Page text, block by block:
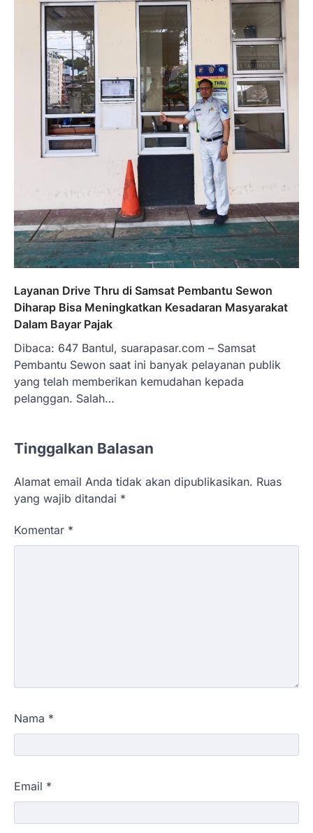
Layanan Drive Thru di Samsat Pembantu Sewon
Diharap Bisa Meningkatkan Kesadaran Masyarakat
Dalam Bayar Pajak
Dibaca: 647 Bantul, suarapasar.com – Samsat
Pembantu Sewon saat ini banyak pelayanan publik
yang telah memberikan kemudahan kepada
pelanggan. Salah…
Tinggalkan Balasan
Alamat email Anda tidak akan dipublikasikan. Ruas
yang wajib ditandai *
Komentar *
Nama *
Email *